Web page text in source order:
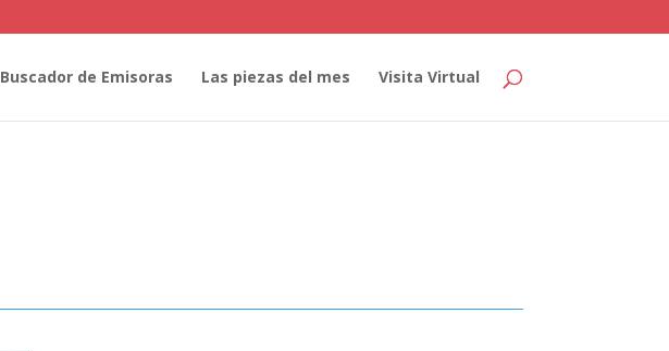
Buscador de Emisoras Las piezas del mes Visita Virtual